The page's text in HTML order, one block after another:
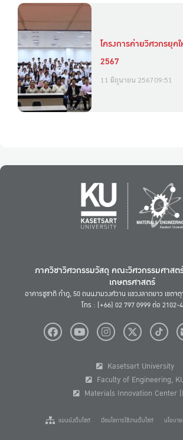
โครงการค่ายวิศวกรยุค
2567
11 มิถุนายน 256709:51
ภาควิชาวิศวกรรมวัสดุ คณะวิศวกรรมศาส
เกษตรศาสตร์
อาคารชูชาติ กำภู, 50 ถนนงามวงศ์วาน แขวงลาดยาว เขตจ
โทร : (+66) 02 797 0999 ต่อ 2102-4
Kasetsart University
Faculty of Engineering,
Materials Innovation Center
แผนผังเว็บไซต์ เงื่อนไขการใช้งานเว็บไซต์ นโยบา